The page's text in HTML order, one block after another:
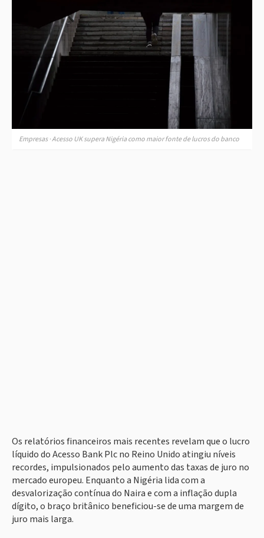
Empresas · Acesso UK supera Nigéria como maior fonte de lucros do banco
Os relatórios financeiros mais recentes revelam que o lucro
líquido do Acesso Bank Plc no Reino Unido atingiu níveis
recordes, impulsionados pelo aumento das taxas de juro no
mercado europeu. Enquanto a Nigéria lida com a
desvalorização contínua do Naira e com a inflação dupla
dígito, o braço britânico beneficiou-se de uma margem de
juro mais larga.